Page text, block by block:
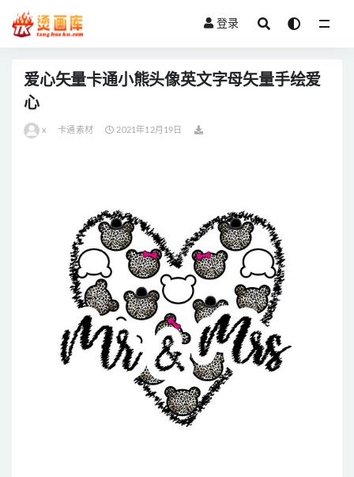
登录
爱心矢量卡通小熊头像英文字母矢量手绘爱
心
x 卡通素材 2021年12月19日